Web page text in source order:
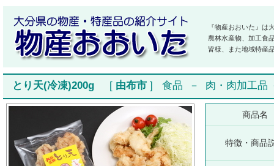
『物産おおいた』は
農林水産物、加工食
皆様、また地域特産
とり天(冷凍)200g [ 由布市 ] 食品 － 肉・肉加工品
商品名
特徴・商品